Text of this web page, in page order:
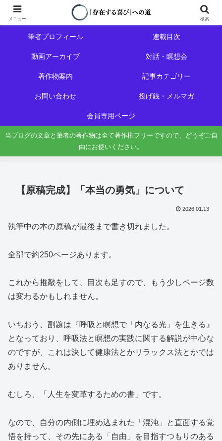
初めての方へ
筆者プロフィール 連載目次
動画アーカイブ 対話・瞑想会
著作物案内 記事カテゴリー
お問い合わせ 投げ銭・メルマガ
会員専用ページ
当ブログの文章と筆者の著作物は全て著作権フリーですので、どうぞご自
由にお使いください。
【原稿完成】「本当の勇気」について
2026.01.13
執筆中の本の原稿が最後まで書き切れました。
全部で約250ページあります。
これから推敲をして、目次も足すので、もう少しページ数
は変わるかもしれません。
いちおう、副題は『呼吸と瞑想で「内なる光」を生きる』
となっており、呼吸法と瞑想の実践に関する解説が中心な
のですが、これは決して健康法とかリラックス法とかでは
ありません。
むしろ、「人生を変革するための書」です。
なので、自分の内側に埋め込まれた「混沌」と直面する覚
悟を持って、その先にある「自由」を目指すつもりのある
メニュー 検索